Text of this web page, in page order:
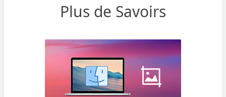
Plus de Savoirs